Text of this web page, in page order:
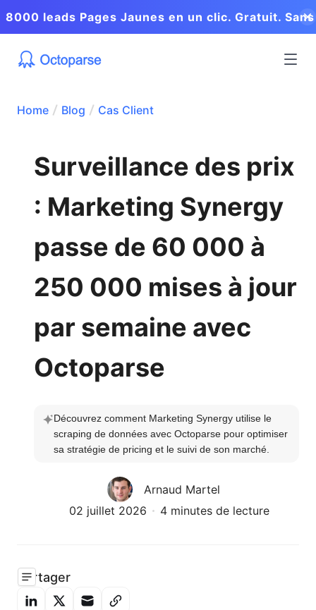
8000 leads Pages Jaunes en un clic. Gratuit. Sans
Home Blog Cas Client
Surveillance des prix
: Marketing Synergy
passe de 60 000 à
250 000 mises à jour
par semaine avec
Octoparse
Découvrez comment Marketing Synergy utilise le
scraping de données avec Octoparse pour optimiser
sa stratégie de pricing et le suivi de son marché.
Arnaud Martel
02 juillet 2026
4 minutes de lecture
Partager